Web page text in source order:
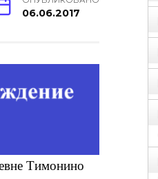
06.06.2017
Тимонино